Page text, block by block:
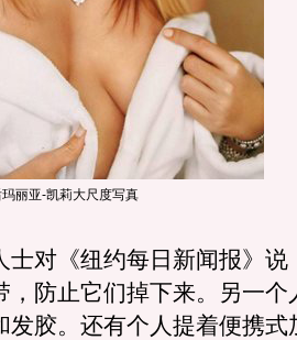
玛丽亚-凯莉大尺度写真
对《纽约每日新闻报》说
，防止它们掉下来。另一个
发胶。还有个人提着便携式